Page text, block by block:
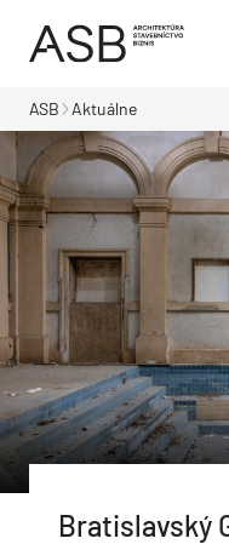
ASB Aktuálne
Bratislavský